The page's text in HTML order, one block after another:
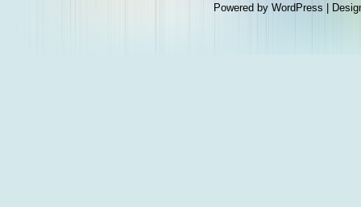
Powered by WordPress |